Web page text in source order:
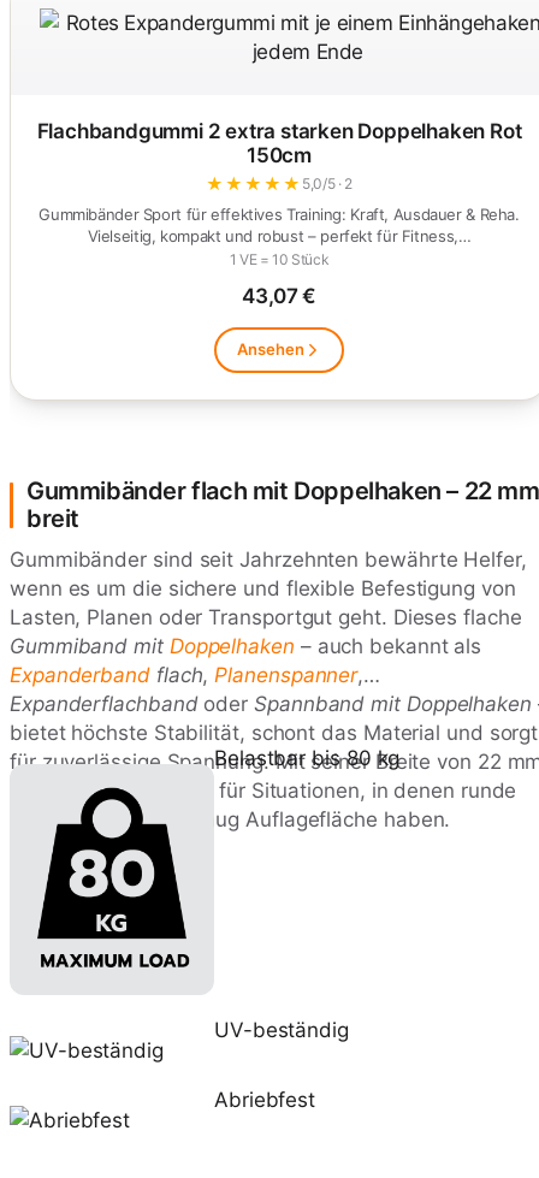
Flachbandgummi 2 extra starken Doppelhaken Rot
150cm
★ ★ ★ ★ ★ 5,0/5 · 2
Gummibänder Sport für effektives Training: Kraft, Ausdauer & Reha.
Vielseitig, kompakt und robust – perfekt für Fitness,…
1 VE = 10 Stück
43,07 €
Ansehen
Gummibänder flach mit Doppelhaken – 22 mm
breit
Gummibänder sind seit Jahrzehnten bewährte Helfer,
wenn es um die sichere und flexible Befestigung von
Lasten, Planen oder Transportgut geht. Dieses flache
Gummiband mit Doppelhaken – auch bekannt als
Expanderbandflach, Planenspanner,
ExpanderflachbandoderSpannband mit Doppelhaken
bietet höchste Stabilität, schont das Material und sorgt
für zuverlässige Spannung. Mit seiner Breite von 22
ist es die ideale Wahl für Situationen, in denen runde
Gummiseile
nicht genug Auflagefläche haben.
Belastbar bis 80 kg
UV-beständig
Abriebfest